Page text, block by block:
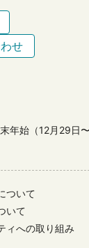
せ
年始（12月29日
ついて
いて
ィへの取り組み